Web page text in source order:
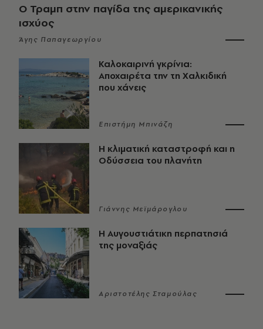
Ο Τραμπ στην παγίδα της αμερικανικής
ισχύος
Άγης Παπαγεωργίου
Καλοκαιρινή γκρίνια:
Αποχαιρέτα την τη Χαλκιδική
που χάνεις
Επιστήμη Μπινάζη
Η κλιματική καταστροφή και η
Οδύσσεια του πλανήτη
Γιάννης Μεϊμάρογλου
Η Αυγουστιάτικη περπατησιά
της μοναξιάς
Αριστοτέλης Σταμούλας